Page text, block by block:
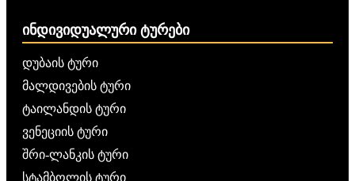
ᲘᲜᲓᲘᲕᲘᲓᲣᲐᲚᲣᲠᲘ ᲢᲣᲠᲔᲑᲘ
დუბაის ტური
მალდივების ტური
ტაილანდის ტური
ვენეციის ტური
შრი-ლანკის ტური
სტამბოლის ტური